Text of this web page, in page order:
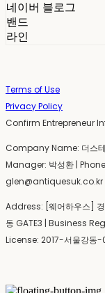
네이버 블로그
밴드
라인
Terms of Use
Privacy Policy
Confirm Entrepreneur
Company Name: 더스테
Manager: 박성환 |
glen@antiquesuk.co.kr
Address: [웨어하우스] 경
동 GATE3 | Business
License: 2017-서울강동